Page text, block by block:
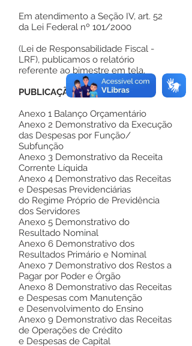
Em atendimento a Seção IV, art. 52
da Lei Federal nº 101/2000
(Lei de Responsabilidade Fiscal -
LRF), publicamos o relatório
referente ao bimestre em tela.
PUBLICAÇÃO
Anexo 1 Balanço Orçamentário
Anexo 2 Demonstrativo da Execução
das Despesas por Função/
Subfunção
Anexo 3 Demonstrativo da Receita
Corrente Líquida
Anexo 4 Demonstrativo das Receitas
e Despesas Previdenciárias
do Regime Próprio de Previdência
dos Servidores
Anexo 5 Demonstrativo do
Resultado Nominal
Anexo 6 Demonstrativo dos
Resultados Primário e Nominal
Anexo 7 Demonstrativo dos Restos a
Pagar por Poder e Órgão
Anexo 8 Demonstrativo das Receitas
e Despesas com Manutenção
e Desenvolvimento do Ensino
Anexo 9 Demonstrativo das Receitas
de Operações de Crédito
e Despesas de Capital